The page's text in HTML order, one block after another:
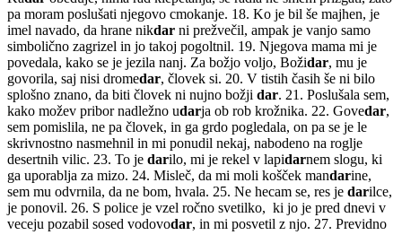
pa moram poslušati njegovo cmokanje. 18. Ko je bil še majhen, je
imel navado, da hrane nikdar ni prežvečil, ampak je vanjo samo
simbolično zagrizel in jo takoj pogoltnil. 19. Njegova mama mi je
povedala, kako se je jezila nanj. Za božjo voljo, Božidar, mu je
govorila, saj nisi dromedar, človek si. 20. V tistih časih še ni bilo
splošno znano, da biti človek ni nujno božji dar. 21. Poslušala sem,
kako možev pribor nadležno udarja ob rob krožnika. 22. Govedar,
sem pomislila, ne pa človek, in ga grdo pogledala, on pa se je le
skrivnostno nasmehnil in mi ponudil nekaj, nabodeno na roglje
desertnih vilic. 23. To je darilo, mi je rekel v lapidarnem slogu, ki
ga uporablja za mizo. 24. Misleč, da mi moli košček mandarine,
sem mu odvrnila, da ne bom, hvala. 25. Ne hecam se, res je darilce,
je ponovil. 26. S police je vzel ročno svetilko, ki jo je pred dnevi v
veceju pozabil sosed vodovodar, in mi posvetil z njo. 27. Previdno